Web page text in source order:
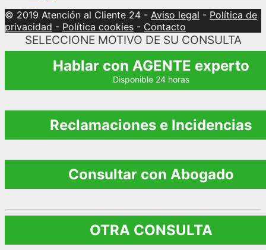
© 2019 Atención al Cliente 24 - Aviso legal - Política de
privacidad - Política cookies - Contacto
SELECCIONE MOTIVO DE SU CONSULTA
Hablar con AGENTE experto
Disponible 24 horas
Reclamaciones e Incidencias
Consultar con Abogado
OTRA CONSULTA